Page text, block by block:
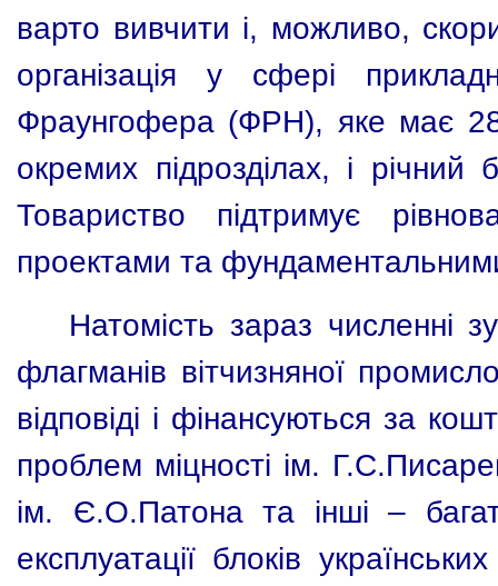
варто вивчити і, можливо,
організація у сфері
Фраунгофера (ФРН), яке має 28
окремих підрозділах, і
Товариство підтримує
проектами та
Натомість зараз численні
флагманів вітчизняної
відповіді і фінансуються за
проблем міцності ім.
ім. Є.О.Патона та інші –
експлуатації блоків